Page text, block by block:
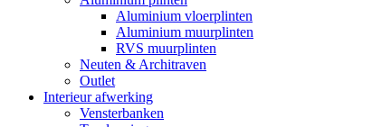
Aluminium vloerplinten
Aluminium muurplinten
RVS muurplinten
Neuten & Architraven
Outlet
Interieur afwerking
Vensterbanken